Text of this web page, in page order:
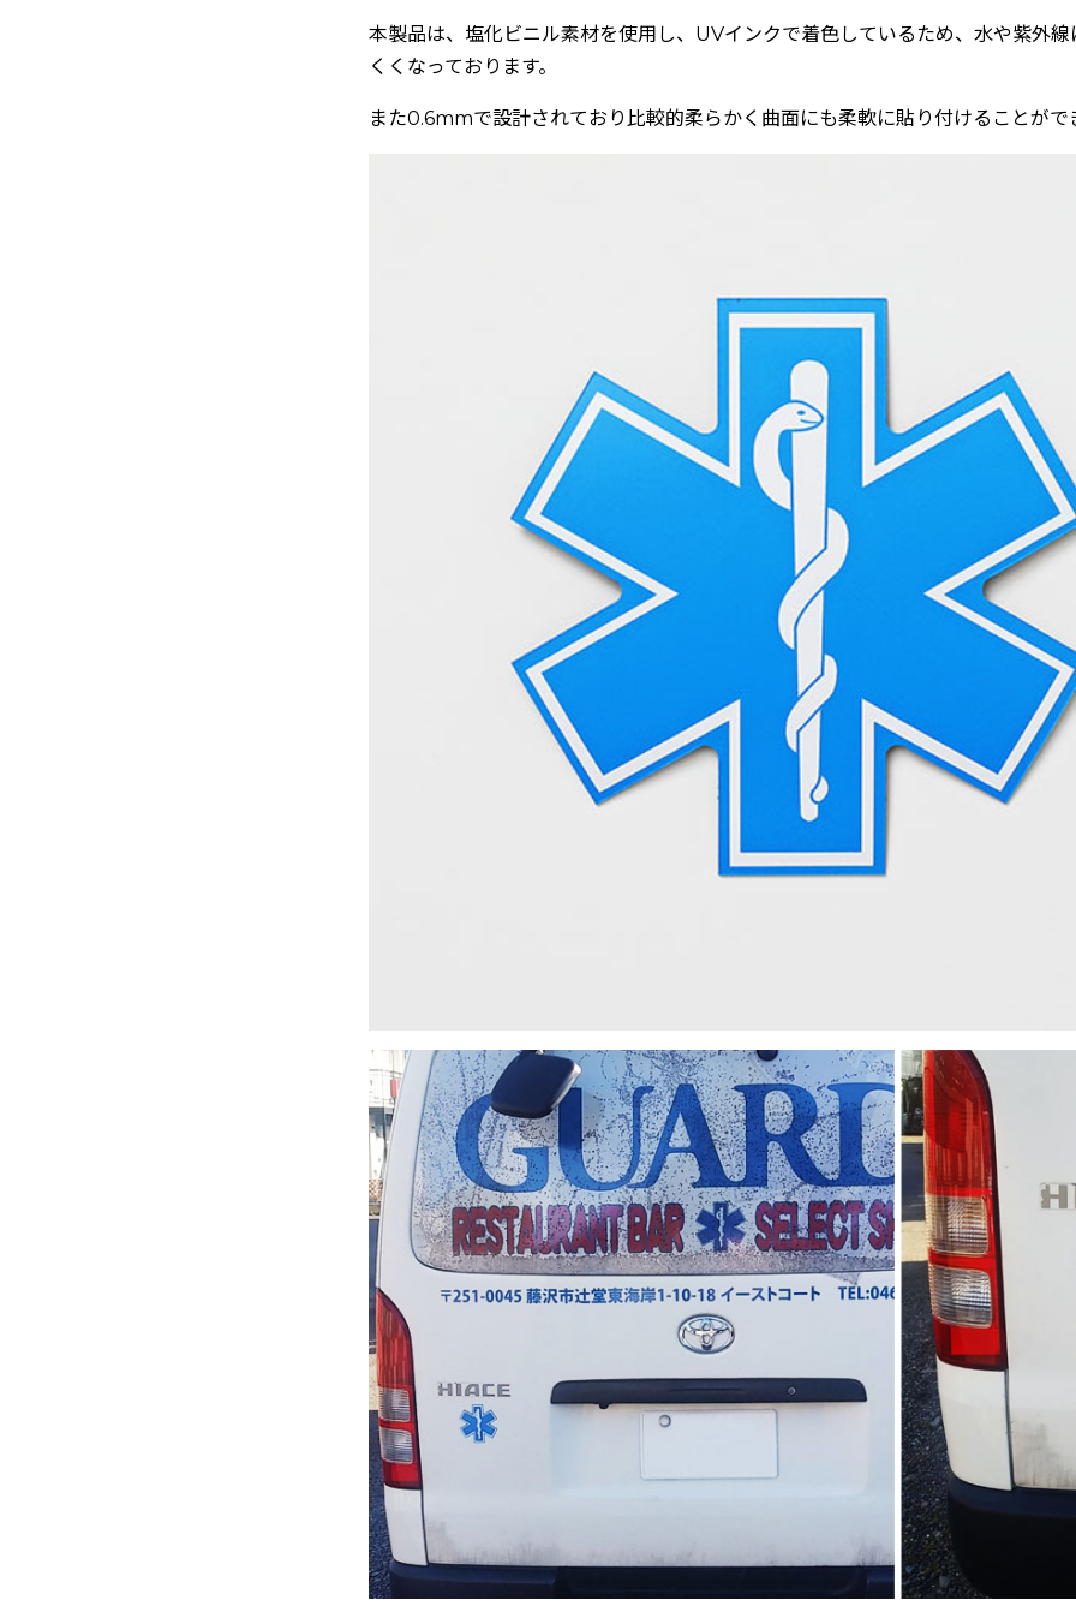
本製品は、塩化ビニル素材を使用し、UVインクで着色しているため、水や紫外
くくなっております。
また0.6mmで設計されており比較的柔らかく曲面にも柔軟に貼り付けることがで